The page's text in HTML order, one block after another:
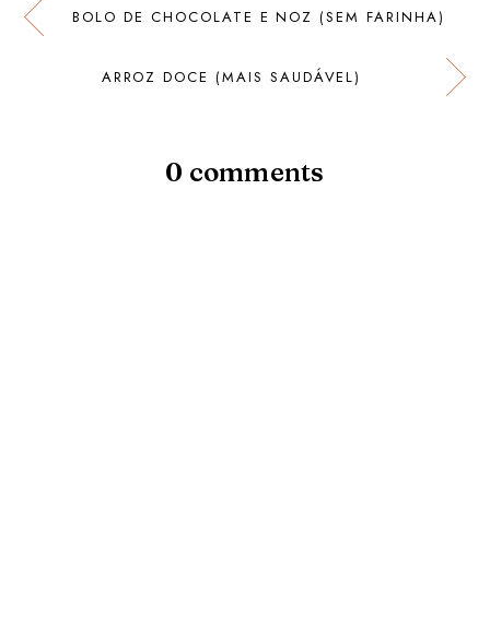
BOLO DE CHOCOLATE E NOZ (SEM FARINHA)
ARROZ DOCE (MAIS SAUDÁVEL)
0 comments